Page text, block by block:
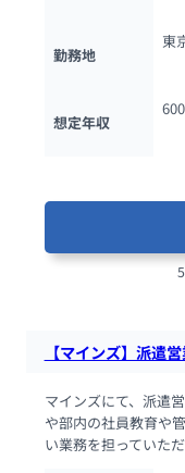
勤務地
東
想定年収
【マインズ】派遣
マインズにて、派遣
や部内の社員教育や
い業務を担っていただ